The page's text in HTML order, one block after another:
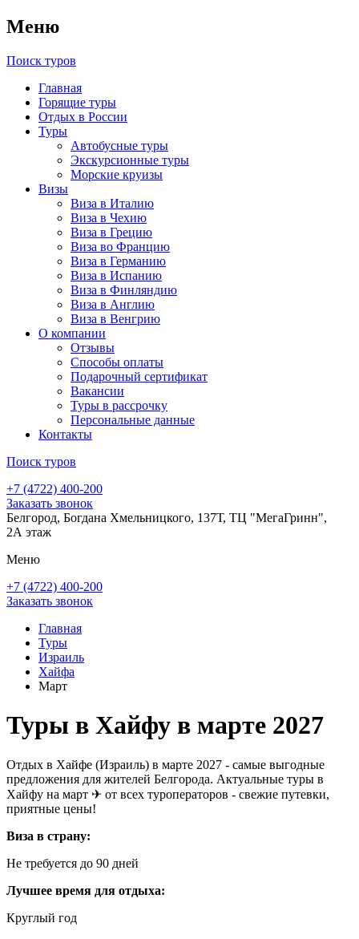
Меню
Поиск туров
Главная
Горящие туры
Отдых в России
Туры
Автобусные туры
Экскурсионные туры
Морские круизы
Визы
Виза в Италию
Виза в Чехию
Виза в Грецию
Виза во Францию
Виза в Германию
Виза в Испанию
Виза в Финляндию
Виза в Англию
Виза в Венгрию
О компании
Отзывы
Способы оплаты
Подарочный сертификат
Вакансии
Туры в рассрочку
Персональные данные
Контакты
Поиск туров
+7 (4722) 400-200
Заказать звонок
Белгород, Богдана Хмельницкого, 137Т, ТЦ "МегаГринн",
2А этаж
Меню
+7 (4722) 400-200
Заказать звонок
Главная
Туры
Израиль
Хайфа
Март
Туры в Хайфу в марте 2027
Отдых в Хайфе (Израиль) в марте 2027 - самые выгодные
предложения для жителей Белгорода. Актуальные туры в
Хайфу на март ✈ от всех туроператоров - свежие путевки,
приятные цены!
Виза в страну:
Не требуется до 90 дней
Лучшее время для отдыха:
Круглый год